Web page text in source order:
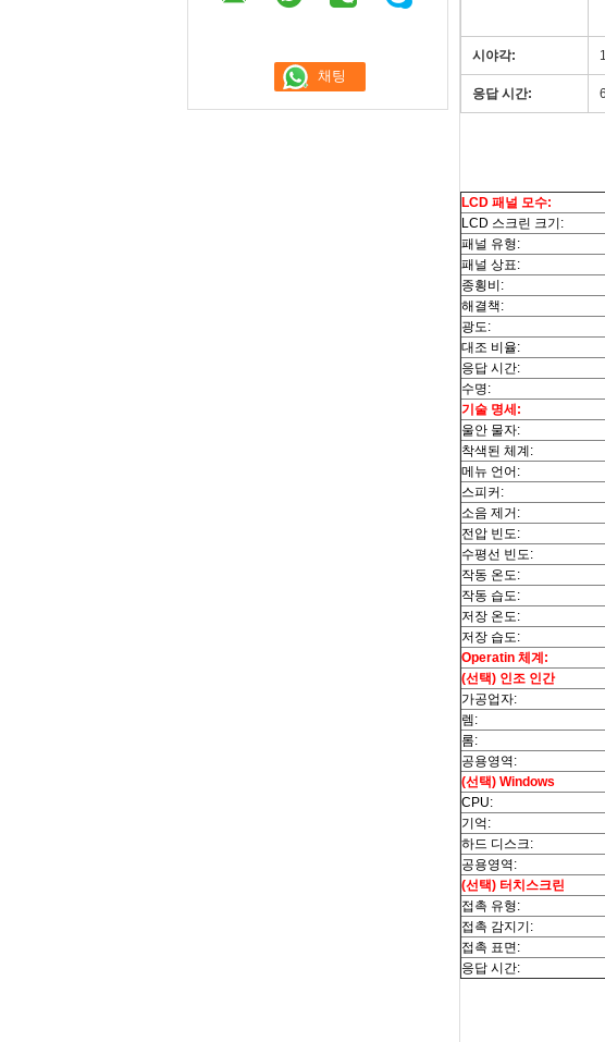
시야각:
응답 시간:
LCD 패널 모수:
LCD 스크린 크기:
패널 유형:
패널 상표:
종횡비:
해결책:
광도:
대조 비율:
응답 시간:
수명:
기술 명세:
울안 물자:
착색된 체계:
메뉴 언어:
스피커:
소음 제거:
전압 빈도:
수평선 빈도:
작동 온도:
작동 습도:
저장 온도:
저장 습도:
Operatin 체계:
(선택) 인조 인간
가공업자:
렘:
롬:
공용영역:
(선택) Windows
CPU:
기억:
하드 디스크:
공용영역:
(선택) 터치스크린
접촉 유형:
접촉 감지기:
접촉 표면:
응답 시간: